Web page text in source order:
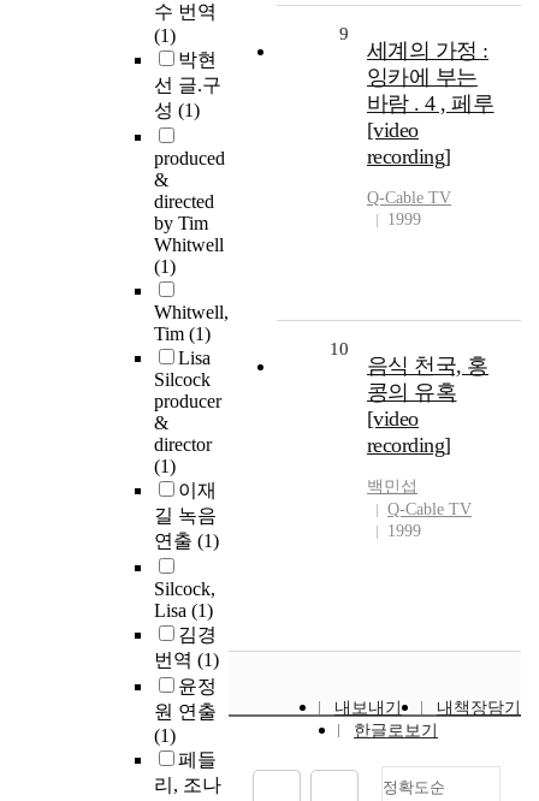
수 번역
(1)
박현
선 글.구
성 (1)
produced
&
directed
by Tim
Whitwell
(1)
Whitwell,
Tim (1)
Lisa
Silcock
producer
&
director
(1)
이재
길 녹음
연출 (1)
Silcock,
Lisa (1)
김경
번역 (1)
윤정
원 연출
(1)
페들
리, 조나
9
세계의 가정 :
잉카에 부는
바람 . 4 , 페루
[video
recording]
Q-Cable TV
1999
10
음식 천국, 홍
콩의 유혹
[video
recording]
백민섭
Q-Cable TV
1999
내보내기
내책장담기
한글로보기
정확도순